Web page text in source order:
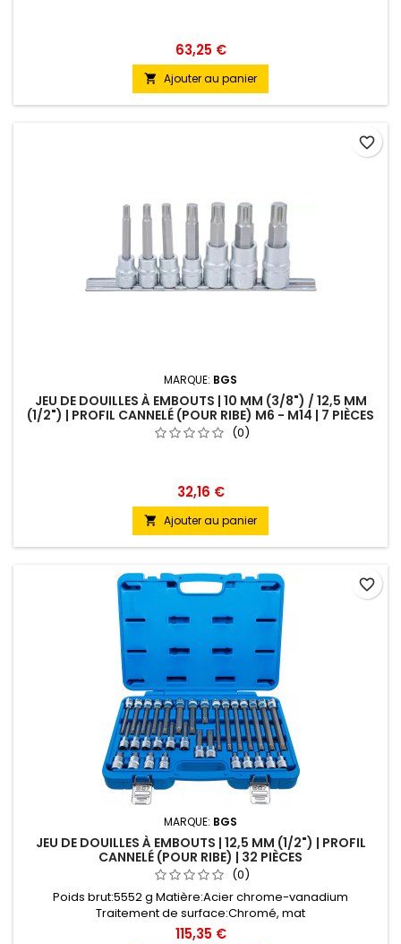
63,25 €
 Ajouter au panier
MARQUE: BGS
JEU DE DOUILLES À EMBOUTS | 10 MM (3/8") / 12,5 MM
(1/2") | PROFIL CANNELÉ (POUR RIBE) M6 - M14 | 7 PIÈCES
(0)
32,16 €
 Ajouter au panier
favorite_border
MARQUE: BGS
JEU DE DOUILLES À EMBOUTS | 12,5 MM (1/2") | PROFIL
CANNELÉ (POUR RIBE) | 32 PIÈCES
(0)
Poids brut:5552 g Matière:Acier chrome-vanadium
Traitement de surface:Chromé, mat
115,35 €
favorite_border